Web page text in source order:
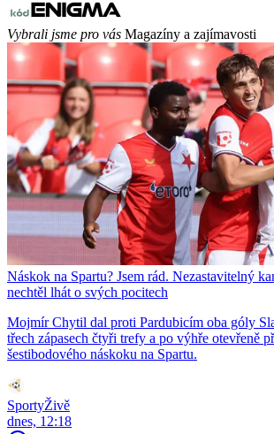
Vybrali jsme pro vás Magazíny a zajímavosti
Náskok na Spartu? Jsem rád. Nezastavitelný
nechtěl lhát o svých pocitech
Mojmír Chytil dal proti Pardubicím oba góly
třech zápasech čtyři trefy a po výhře otevřeně
šestibodového náskoku na Spartu.
SportyŽivě
dnes, 12:18